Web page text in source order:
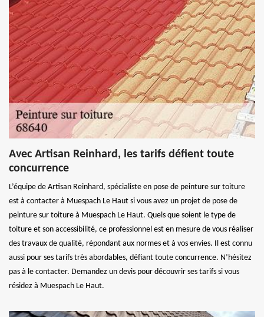
Avec Artisan Reinhard, les tarifs défient toute
concurrence
L’équipe de Artisan Reinhard, spécialiste en pose de peinture sur toiture
est à contacter à Muespach Le Haut si vous avez un projet de pose de
peinture sur toiture à Muespach Le Haut. Quels que soient le type de
toiture et son accessibilité, ce professionnel est en mesure de vous réaliser
des travaux de qualité, répondant aux normes et à vos envies. Il est connu
aussi pour ses tarifs très abordables, défiant toute concurrence. N’hésitez
pas à le contacter. Demandez un devis pour découvrir ses tarifs si vous
résidez à Muespach Le Haut.